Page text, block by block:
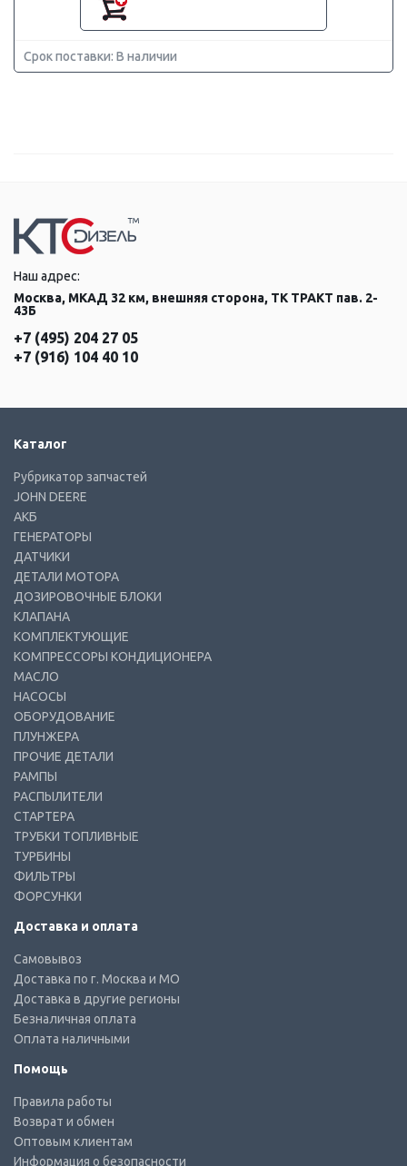
Срок поставки: В наличии
Наш адрес:
Москва, МКАД 32 км, внешняя сторона, ТК ТРАКТ пав. 2-
43Б
+7 (495) 204 27 05
+7 (916) 104 40 10
Каталог
Рубрикатор запчастей
JOHN DEERE
АКБ
ГЕНЕРАТОРЫ
ДАТЧИКИ
ДЕТАЛИ МОТОРА
ДОЗИРОВОЧНЫЕ БЛОКИ
КЛАПАНА
КОМПЛЕКТУЮЩИЕ
КОМПРЕССОРЫ КОНДИЦИОНЕРА
МАСЛО
НАСОСЫ
ОБОРУДОВАНИЕ
ПЛУНЖЕРА
ПРОЧИЕ ДЕТАЛИ
РАМПЫ
РАСПЫЛИТЕЛИ
СТАРТЕРА
ТРУБКИ ТОПЛИВНЫЕ
ТУРБИНЫ
ФИЛЬТРЫ
ФОРСУНКИ
Доставка и оплата
Самовывоз
Доставка по г. Москва и МО
Доставка в другие регионы
Безналичная оплата
Оплата наличными
Помощь
Правила работы
Возврат и обмен
Оптовым клиентам
Информация о безопасности